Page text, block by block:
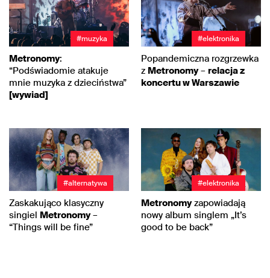
#muzyka
Metronomy:
“Podświadomie atakuje
mnie muzyka z dzieciństwa”
[wywiad]
#elektronika
Popandemiczna rozgrzewka
z Metronomy– relacja z
koncertu w Warszawie
#alternatywa
Zaskakująco klasyczny
singiel Metronomy–
“Things will be fine”
#elektronika
Metronomyzapowiadają
nowy album singlem „It’s
good to be back”